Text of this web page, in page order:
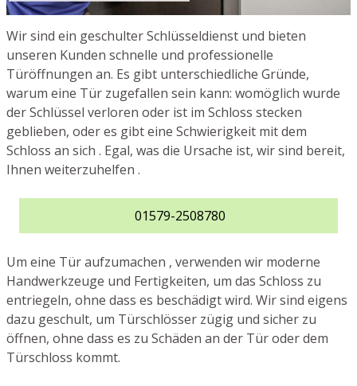
Wir sind ein geschulter Schlüsseldienst und bieten
unseren Kunden schnelle und professionelle
Türöffnungen an. Es gibt unterschiedliche Gründe,
warum eine Tür zugefallen sein kann: womöglich wurde
der Schlüssel verloren oder ist im Schloss stecken
geblieben, oder es gibt eine Schwierigkeit mit dem
Schloss an sich . Egal, was die Ursache ist, wir sind bereit,
Ihnen weiterzuhelfen .
01579-2508780
Um eine Tür aufzumachen , verwenden wir moderne
Handwerkzeuge und Fertigkeiten, um das Schloss zu
entriegeln, ohne dass es beschädigt wird. Wir sind eigens
dazu geschult, um Türschlösser zügig und sicher zu
öffnen, ohne dass es zu Schäden an der Tür oder dem
Türschloss kommt.